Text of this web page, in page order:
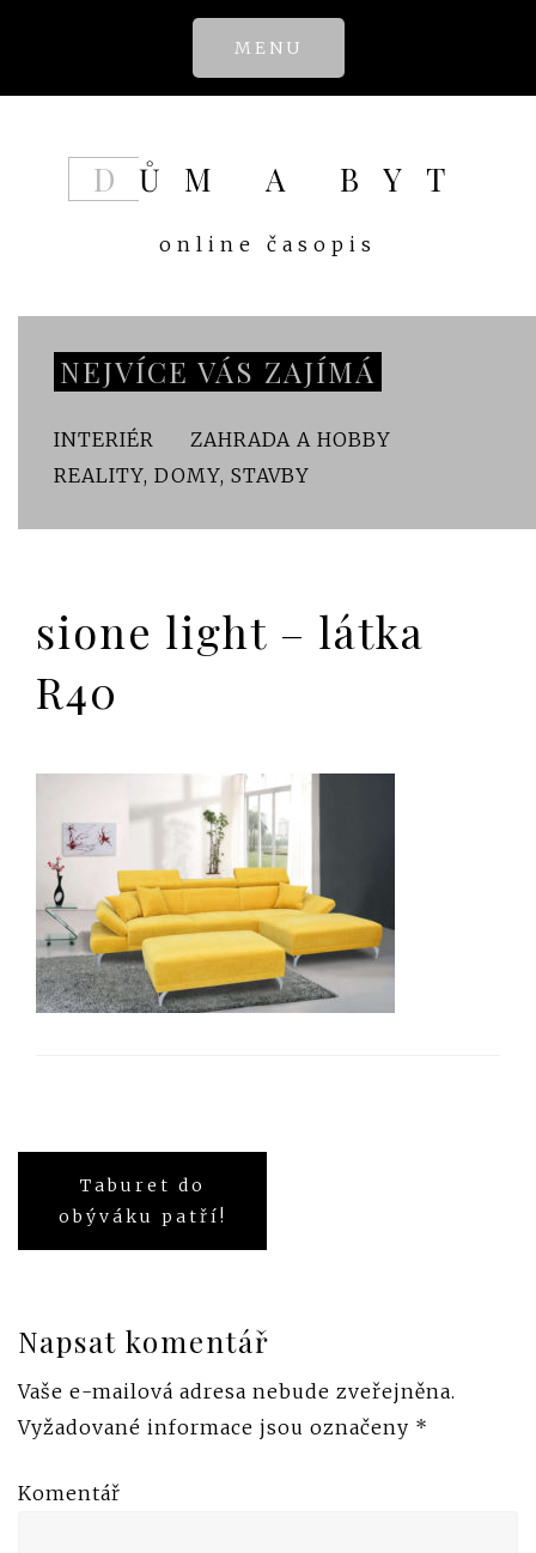
content
MENU
DŮM A BYT
online časopis
NEJVÍCE VÁS ZAJÍMÁ
INTERIÉR
ZAHRADA A HOBBY
REALITY, DOMY, STAVBY
sione light – látka
R40
Navigace
pro
Taburet do
obýváku patří!
Napsat komentář
Vaše e-mailová adresa nebude zveřejněna.
Vyžadované informace jsou označeny *
Komentář